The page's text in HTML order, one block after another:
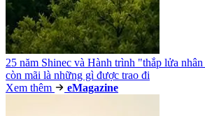
25 năm Shinec và Hành trình "thắp lửa
còn mãi là những gì được trao đi
Xem thêm
eMagazine